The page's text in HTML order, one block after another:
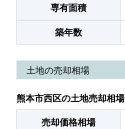
専有面積
築年数
土地の売却相場
熊本市西区の土地売却相場
売却価格相場